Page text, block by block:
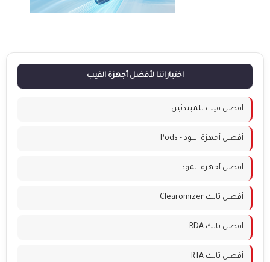
اختياراتنا لأفضل أجهزة الفيب
أفضل فيب للمبتدئين
أفضل أجهزة البود - Pods
أفضل أجهزة المود
أفضل تانك Clearomizer
أفضل تانك RDA
أفضل تانك RTA